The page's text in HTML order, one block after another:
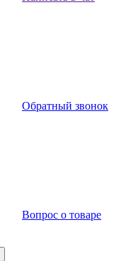
Обратный звонок
Вопрос о товаре